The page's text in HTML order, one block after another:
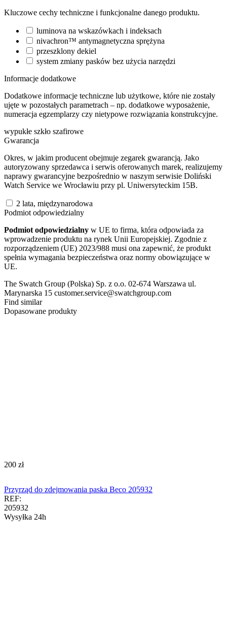
Kluczowe cechy techniczne i funkcjonalne danego produktu.
luminova na wskazówkach i indeksach
nivachron™ antymagnetyczna sprężyna
przeszklony dekiel
system zmiany pasków bez użycia narzędzi
Informacje dodatkowe
Dodatkowe informacje techniczne lub użytkowe, które nie zostały
ujęte w pozostałych parametrach – np. dodatkowe wyposażenie,
numeracja egzemplarzy czy nietypowe rozwiązania konstrukcyjne.
wypukłe szkło szafirowe
Gwarancja
Okres, w jakim producent obejmuje zegarek gwarancją. Jako
autoryzowany sprzedawca i serwis oferowanych marek, realizujemy
naprawy gwarancyjne bezpośrednio w naszym serwisie Doliński
Watch Service we Wrocławiu przy pl. Uniwersyteckim 15B.
2 lata, międzynarodowa
Podmiot odpowiedzialny
Podmiot odpowiedzialny w UE to firma, która odpowiada za
wprowadzenie produktu na rynek Unii Europejskiej. Zgodnie z
rozporządzeniem (UE) 2023/988 musi ona zapewnić, że produkt
spełnia wymagania bezpieczeństwa oraz normy obowiązujące w
UE.
The Swatch Group (Polska) Sp. z o.o. 02-674 Warszawa ul.
Marynarska 15 customer.service@swatchgroup.com
Find similar
Dopasowane produkty
‍200‍ zł
Przyrząd do zdejmowania paska Beco 205932
REF:
205932
Wysyłka 24h